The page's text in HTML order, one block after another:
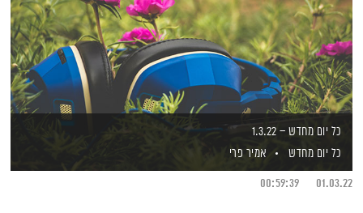
כל יום מחדש – 1.3.22
כל יום מחדש
אמיר פרי
01.03.22
00:59:39